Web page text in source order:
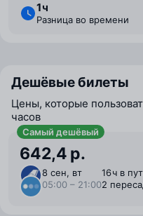
1 ⁠ч
Разница во времени
Дешёвые билеты
Цены, которые
часов
Самый дешёвый
642,4 р.
8 сен, вт
05:00 – 21:00
16 ⁠ч в
2